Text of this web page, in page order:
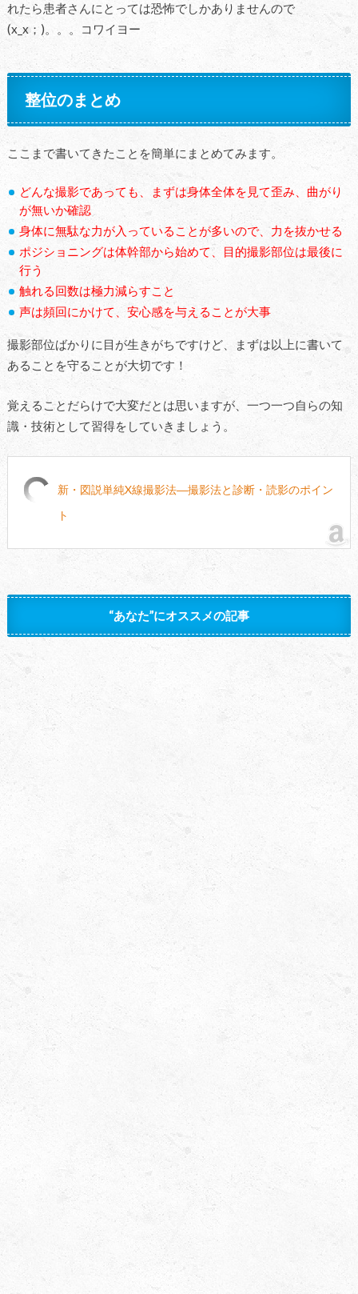
れたら患者さんにとっては恐怖でしかありませんので
(x_x；)。。。コワイヨー
整位のまとめ
ここまで書いてきたことを簡単にまとめてみます。
どんな撮影であっても、まずは身体全体を見て歪み、曲がり
が無いか確認
身体に無駄な力が入っていることが多いので、力を抜かせる
ポジショニングは体幹部から始めて、目的撮影部位は最後に
行う
触れる回数は極力減らすこと
声は頻回にかけて、安心感を与えることが大事
撮影部位ばかりに目が生きがちですけど、まずは以上に書いて
あることを守ることが大切です！
覚えることだらけで大変だとは思いますが、一つ一つ自らの知
識・技術として習得をしていきましょう。
新・図説単純X線撮影法―撮影法と診断・読影のポイン
ト
“あなた”にオススメの記事